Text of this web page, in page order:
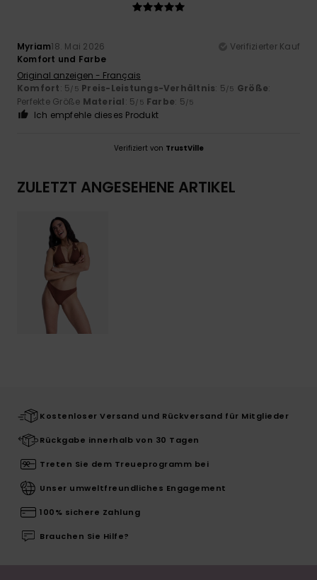
Myriam18. Mai 2026
Verifizierter Kauf
Komfort und Farbe
Original anzeigen - Français
Komfort: 5/5 Preis-Leistungs-Verhältnis: 5/5 Größe:
Perfekte Größe Material: 5/5 Farbe: 5/5
Ich empfehle dieses Produkt
Verifiziert von TrustVille
ZULETZT ANGESEHENE ARTIKEL
Kostenloser Versand und Rückversand für Mitglieder
Rückgabe innerhalb von 30 Tagen
Treten Sie dem Treueprogramm bei
Unser umweltfreundliches Engagement
100% sichere Zahlung
Brauchen Sie Hilfe?